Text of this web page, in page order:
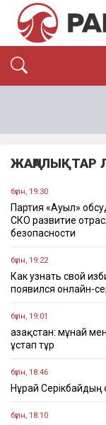
ЖАҢАЛЫҚТАР
бүгін, 19:30
Партия «Ауыл»
СКО развитие
безопасности
бүгін, 19:22
Как узнать свой
появился онлайн-
бүгін, 19:01
Қазақстан: мұнай
ұстап тұр
бүгін, 18:46
Нұрай Серікбайдың
бүгін, 18:10